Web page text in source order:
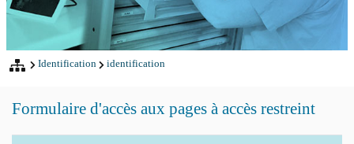
Identification identification
Formulaire d'accès aux pages à accès restreint